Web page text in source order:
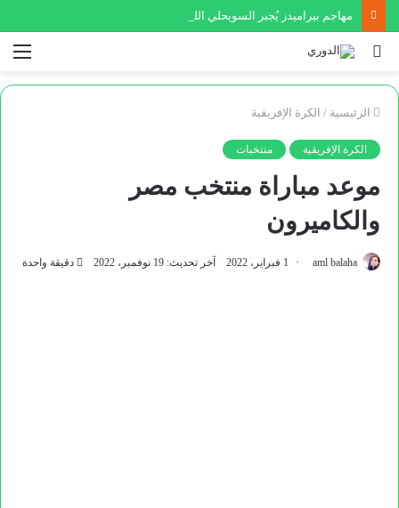
مهاجم بيراميدز يُجبر السويحلي الليبي على ضم نجم عالمي
بحث
الرئيسية / الكرة الإفريقية
الكرة الإفريقية منتخبات
موعد مباراة منتخب مصر
والكاميرون
aml balaha 1 فبراير، 2022 آخر تحديث: 19 نوفمبر، 2022 دقيقة واحدة